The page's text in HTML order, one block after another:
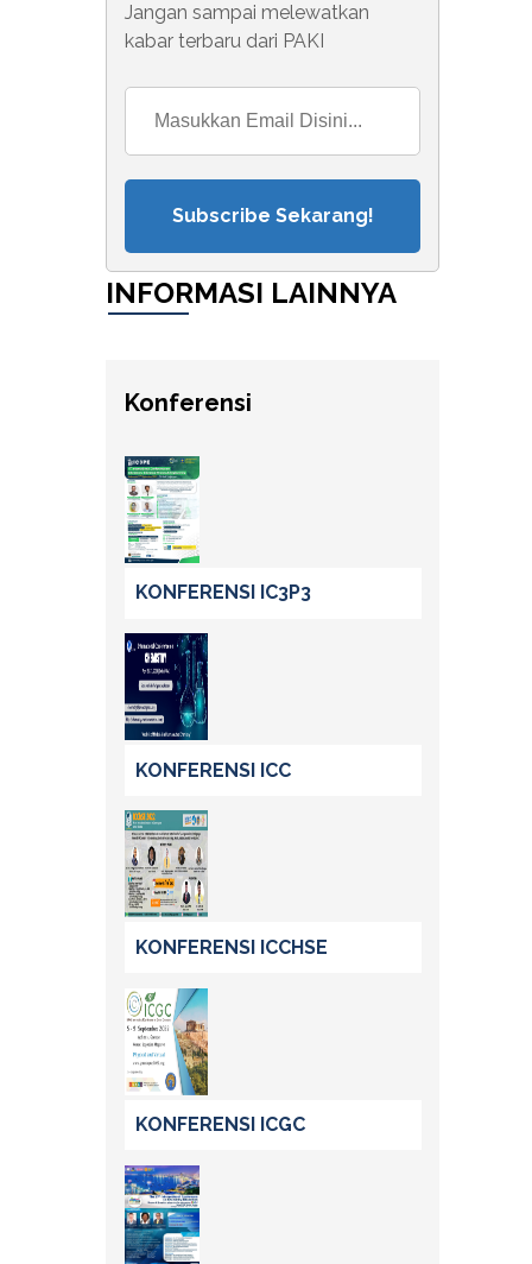
Jangan sampai melewatkan
kabar terbaru dari PAKI
Subscribe Sekarang!
INFORMASI LAINNYA
Konferensi
KONFERENSI IC3P3
KONFERENSI ICC
KONFERENSI ICCHSE
KONFERENSI ICGC